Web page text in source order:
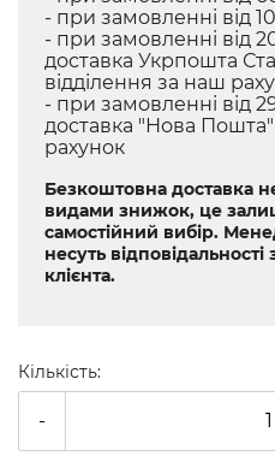
- при замовленні від
- при замовленні від
доставка Укрпошта
відділення за наш
- при замовленні від
доставка "Нова
рахунок
Безкоштовна доставка
видами знижок, це
самостійний вибір.
несуть
клієнта.
Кількість:
-